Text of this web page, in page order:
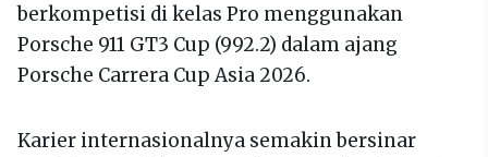
berkompetisi di kelas Pro menggunakan
Porsche 911 GT3 Cup (992.2) dalam ajang
Porsche Carrera Cup Asia 2026.
Karier internasionalnya semakin bersinar